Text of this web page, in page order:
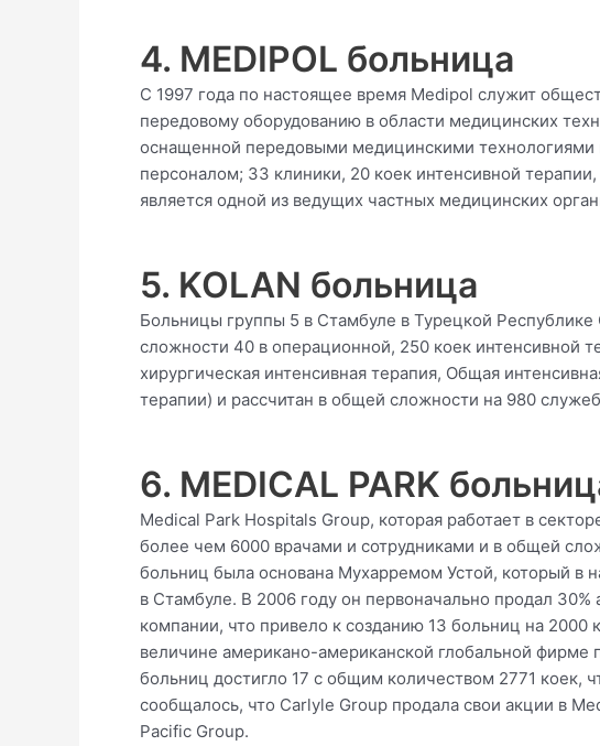
4. MEDIPOL больница
С 1997 года по настоящее время Medipol служит
передовому оборудованию в области медицинских
оснащенной передовыми медицинскими
персоналом; 33 клиники, 20 коек интенсивной
является одной из ведущих частных медицинских
5. KOLAN больница
Больницы группы 5 в Стамбуле в Турецкой
сложности 40 в операционной, 250 коек интенсивной
хирургическая интенсивная терапия, Общая
терапии) и рассчитан в общей сложности на 980
6. MEDICAL PARK
Medical Park Hospitals Group, которая работает в
более чем 6000 врачами и сотрудниками и в общей
больниц была основана Мухарремом Устой, который в
в Стамбуле. В 2006 году он первоначально продал
компании, что привело к созданию 13 больниц на
величине американо-американской глобальной фирме
больниц достигло 17 с общим количеством 2771 коек,
сообщалось, что Carlyle Group продала свои акции в
Pacific Group.